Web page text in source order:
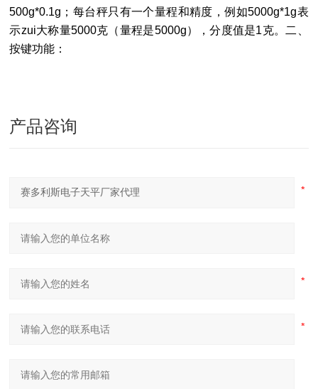
500g*0.1g ；每台秤只有一个量程和精度，例如5000g*1g表
示zui大称量5000克（量程是5000g），分度值是1克。二、
按键功能：
产品咨询